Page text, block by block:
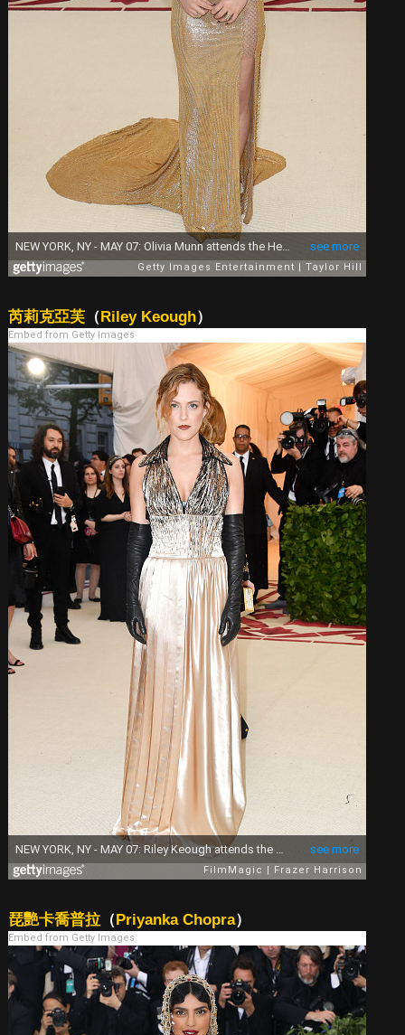
芮莉克亞芙（Riley Keough）
Embed from Getty Images
琵艷卡喬普拉（Priyanka Chopra）
Embed from Getty Images